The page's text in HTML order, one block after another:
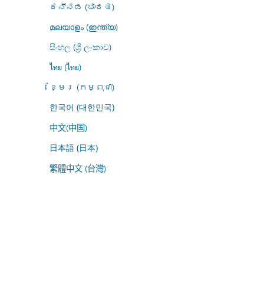
ಕನ್ನಡ (ಭಾರತ)
മലയാളം (ഇന്ത്യ)
සිංහල (ශ්‍රී ලංකාව)
ไทย (ไทย)
ខ្មែរ (កម្ពុជា)
한국어 (대한민국)
中文(中国)
日本語 (日本)
繁體中文 (台灣)